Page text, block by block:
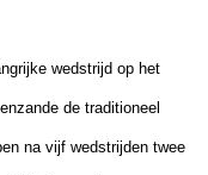
wedstrijd op het
de traditioneel
na vijf wedstrijden twee